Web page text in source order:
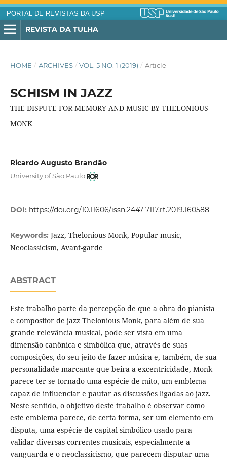
PORTAL DE REVISTAS DA USP
REVISTA DA TULHA
HOME / ARCHIVES / VOL. 5 NO. 1 (2019) / Article
SCHISM IN JAZZ
THE DISPUTE FOR MEMORY AND MUSIC BY THELONIOUS
MONK
Ricardo Augusto Brandão
University of São Paulo
DOI: https://doi.org/10.11606/issn.2447-7117.rt.2019.160588
Keywords: Jazz, Thelonious Monk, Popular music,
Neoclassicism, Avant-garde
ABSTRACT
Este trabalho parte da percepção de que a obra do pianista
e compositor de jazz Thelonious Monk, para além de sua
grande relevância musical, pode ser vista em uma
dimensão canônica e simbólica que, através de suas
composições, do seu jeito de fazer música e, também, de sua
personalidade marcante que beira a excentricidade, Monk
parece ter se tornado uma espécie de mito, um emblema
capaz de influenciar e pautar as discussões ligadas ao jazz.
Neste sentido, o objetivo deste trabalho é observar como
este emblema parece, de certa forma, ser um elemento em
disputa, uma espécie de capital simbólico usado para
validar diversas correntes musicais, especialmente a
vanguarda e o neoclassicismo, que parecem disputar uma